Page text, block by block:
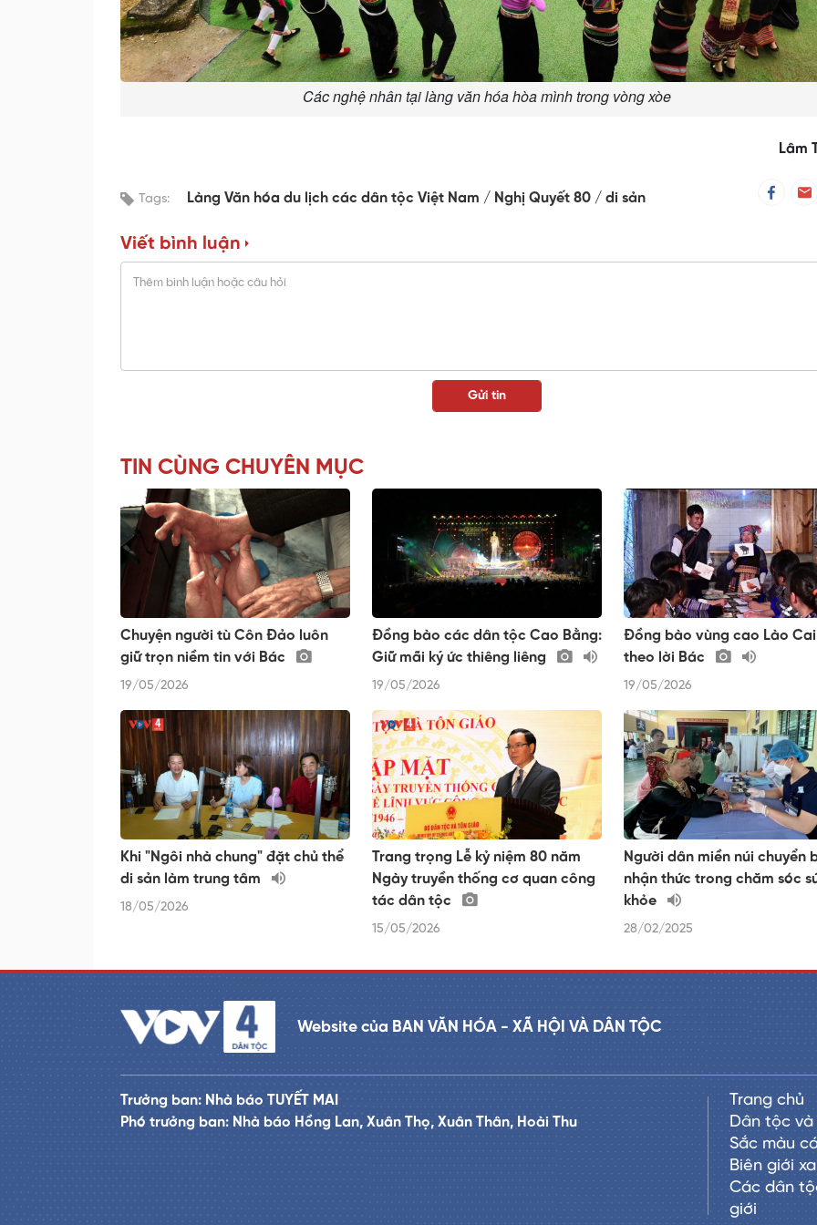
Các nghệ nhân tại làng văn hóa hòa mình trong vòng xòe
Lâm
Tags: Làng Văn hóa du lịch các dân tộc Việt Nam Nghị Quyết 80 di sản
Viết bình luận
TIN CÙNG CHUYÊN MỤC
Chuyện người tù Côn Đảo luôn
giữ trọn niềm tin với Bác
19/05/2026
Đồng bào các dân tộc Cao Bằng:
Giữ mãi ký ức thiêng liêng
19/05/2026
Đồng bào vùng cao Lào
theo lời Bác
19/05/2026
Khi "Ngôi nhà chung" đặt chủ thể
di sản làm trung tâm
18/05/2026
Trang trọng Lễ kỷ niệm 80 năm
Ngày truyền thống cơ quan công
tác dân tộc
15/05/2026
Người dân miền núi chuyển
nhận thức trong chăm sóc
khỏe
28/02/2025
Website của BAN VĂN HÓA - XÃ HỘI VÀ DÂN TỘC
Trưởng ban: Nhà báo TUYẾT MAI
Phó trưởng ban: Nhà báo Hồng Lan, Xuân Thọ, Xuân Thân, Hoài Thu
Trang chủ
Dân tộc
Sắc màu
Biên giới
Các dân
giới